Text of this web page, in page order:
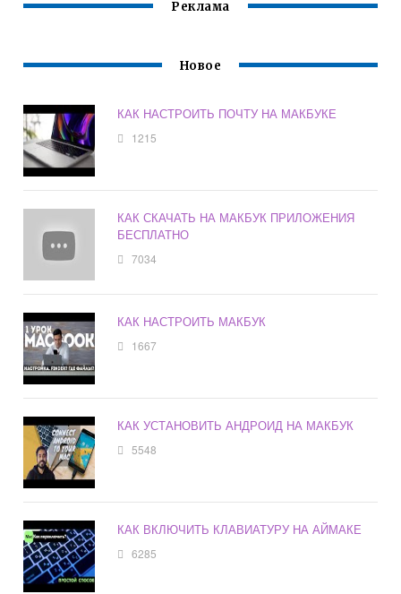
Реклама
Новое
КАК НАСТРОИТЬ ПОЧТУ НА МАКБУКЕ
1215
КАК СКАЧАТЬ НА МАКБУК ПРИЛОЖЕНИЯ
БЕСПЛАТНО
7034
КАК НАСТРОИТЬ МАКБУК
1667
КАК УСТАНОВИТЬ АНДРОИД НА МАКБУК
5548
КАК ВКЛЮЧИТЬ КЛАВИАТУРУ НА АЙМАКЕ
6285